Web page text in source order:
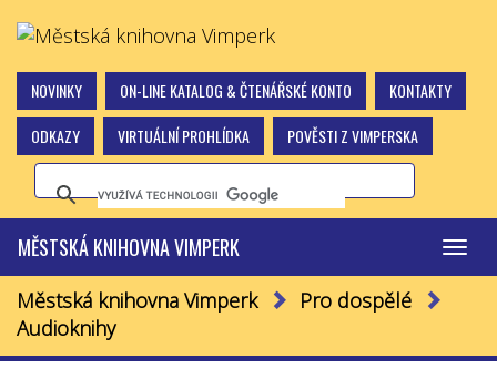
NOVINKY ON-LINE KATALOG & ČTENÁŘSKÉ KONTO
KONTAKTY
ODKAZY
VIRTUÁLNÍ PROHLÍDKA POVĚSTI Z VIMPERSKA
MĚSTSKÁ KNIHOVNA VIMPERK
Městská knihovna Vimperk
Pro dospělé
Audioknihy